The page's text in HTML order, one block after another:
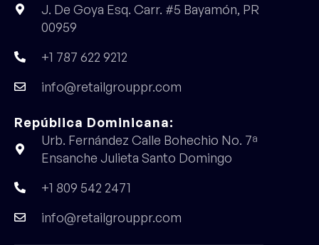
J. De Goya Esq. Carr. #5 Bayamón, PR
00959
+1 787 622 9212
info@retailgrouppr.com
República Dominicana:
Urb. Fernández Calle Bohechio No. 7ª
Ensanche Julieta Santo Domingo
+1 809 542 2471
info@retailgrouppr.com